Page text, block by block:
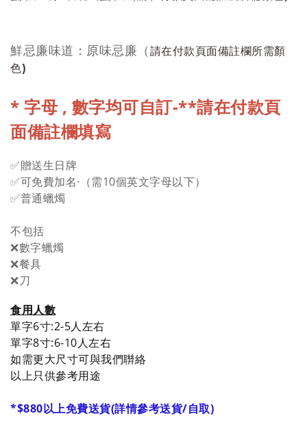
鮮忌廉味道：原味忌廉 （請在付款頁面備註欄所需顏
色)
* 字母 , 數字均可自訂-**請在付款頁
面備註欄填寫
✅贈送生日牌
✅可免費加名·（需10個英文字母以下）
✅普通蠟燭
不包括
❌數字蠟燭
❌餐具
❌刀
食用人數
單字6寸:2-5人左右
單字8寸:6-10人左右
如需更大尺寸可與我們聨絡
以上只供參考用途
*$880以上免費送貨(詳情參考送貨/自取)